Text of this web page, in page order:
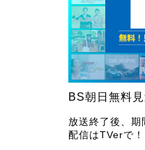
BS朝日無料
放送終了後、期
配信はTVerで！